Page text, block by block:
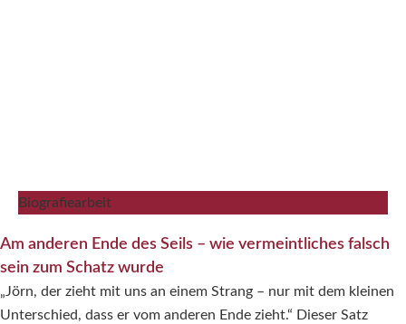
Biografiearbeit
Am anderen Ende des Seils – wie vermeintliches falsch
sein zum Schatz wurde
„Jörn, der zieht mit uns an einem Strang – nur mit dem kleinen
Unterschied, dass er vom anderen Ende zieht.“ Dieser Satz